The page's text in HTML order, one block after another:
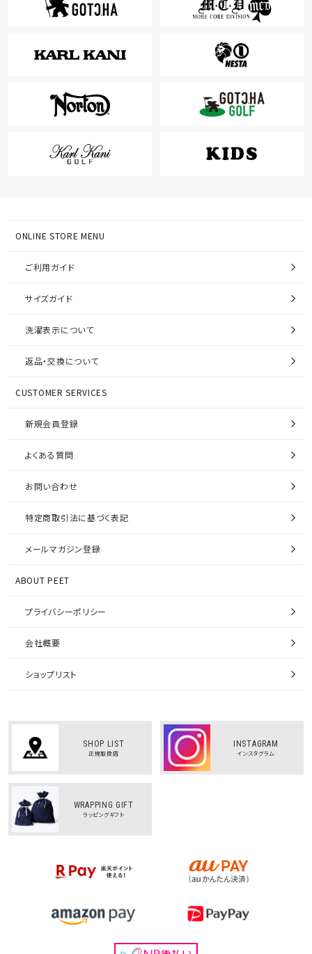
ONLINE STORE MENU
ご利用ガイド
サイズガイド
洗濯表示について
返品・交換について
CUSTOMER SERVICES
新規会員登録
よくある質問
お問い合わせ
特定商取引法に基づく表記
メールマガジン登録
ABOUT PEET
プライバシーポリシー
会社概要
ショップリスト
SHOP LIST
正規取扱店
INSTAGRAM
インスタグラム
WRAPPING GIFT
ラッピングギフト